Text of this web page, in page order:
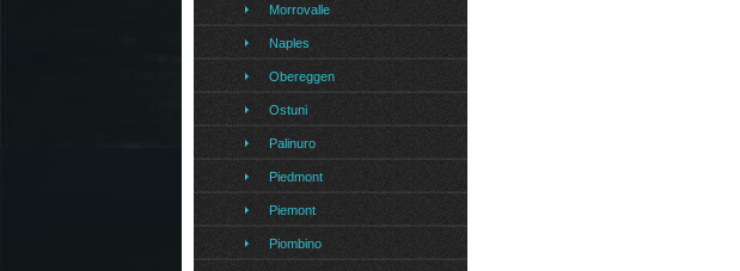
Morrovalle
Naples
Obereggen
Ostuni
Palinuro
Piedmont
Piemont
Piombino